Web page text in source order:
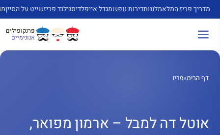
לדלג
לתוכן
מדריך פריז המלאמלונותדירות נופשמגדל אייפלדיסנילנד פריזשייט על הסיין
פרנקופילים
אנונימיים
דף הבית»פריז
אוטל דה למבל – ארמון מפואר,